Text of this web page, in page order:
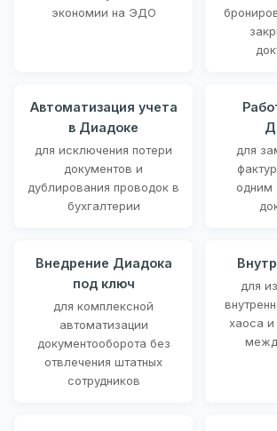
экономии на ЭДО
Автоматизация учета
в Диадоке
для исключения потери
документов и
дублирования проводок в
бухгалтерии
для
одним
Внедрение Диадока
под ключ
для комплексной
автоматизации
документооборота без
отвлечения штатных
сотрудников
для
хаоса